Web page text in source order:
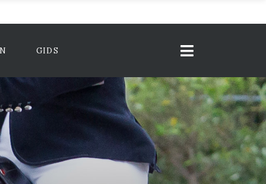
GIDS